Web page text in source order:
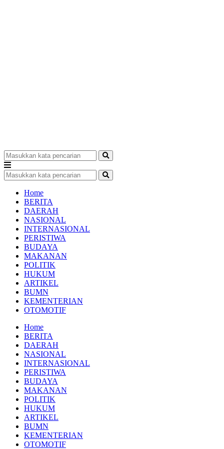
Home
BERITA
DAERAH
NASIONAL
INTERNASIONAL
PERISTIWA
BUDAYA
MAKANAN
POLITIK
HUKUM
ARTIKEL
BUMN
KEMENTERIAN
OTOMOTIF
Home
BERITA
DAERAH
NASIONAL
INTERNASIONAL
PERISTIWA
BUDAYA
MAKANAN
POLITIK
HUKUM
ARTIKEL
BUMN
KEMENTERIAN
OTOMOTIF